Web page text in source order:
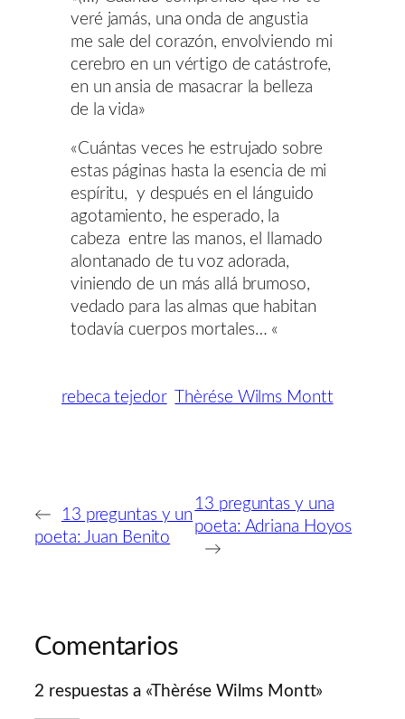
veré jamás, una onda de angustia
me sale del corazón, envolviendo mi
cerebro en un vértigo de catástrofe,
en un ansia de masacrar la belleza
de la vida»
«Cuántas veces he estrujado sobre
estas páginas hasta la esencia de mi
espíritu, y después en el lánguido
agotamiento, he esperado, la
cabeza entre las manos, el llamado
alontanado de tu voz adorada,
viniendo de un más allá brumoso,
vedado para las almas que habitan
todavía cuerpos mortales… «
rebeca tejedor Thèrése Wilms Montt
←
13 preguntas y un
poeta: Juan Benito
13 preguntas y una
poeta: Adriana Hoyos
→
Comentarios
2 respuestas a «Thèrése Wilms Montt»